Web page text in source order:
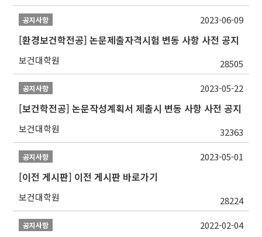
공지사항
[환경보건학전공] 논문제출자격시험 변동 사항 사전 공지
보건대학원 28505
2023-06-09
공지사항
[보건학전공] 논문작성계획서 제출시 변동 사항 사전 공지
보건대학원 32363
2023-05-22
공지사항
[이전 게시판] 이전 게시판 바로가기
보건대학원 28224
2023-05-01
공지사항 2022-02-04